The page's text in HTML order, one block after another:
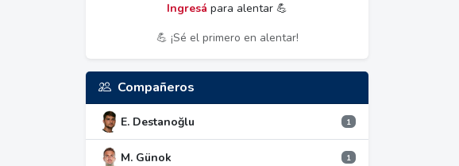
Ingresá para alentar 💪
💪 ¡Sé el primero en alentar!
Compañeros
E. Destanoğlu 1
M. Günok 1